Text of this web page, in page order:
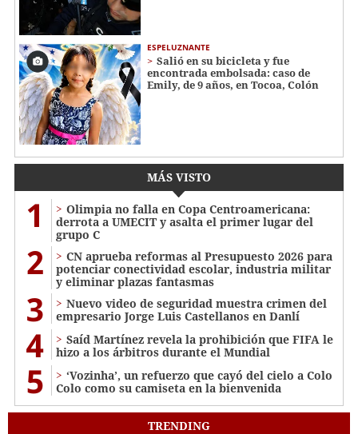
ESPELUZNANTE
Salió en su bicicleta y fue
encontrada embolsada: caso de
Emily, de 9 años, en Tocoa, Colón
MÁS VISTO
1
Olimpia no falla en Copa Centroamericana:
derrota a UMECIT y asalta el primer lugar del
grupo C
2
CN aprueba reformas al Presupuesto 2026 para
potenciar conectividad escolar, industria militar
y eliminar plazas fantasmas
3
Nuevo video de seguridad muestra crimen del
empresario Jorge Luis Castellanos en Danlí
4
Saíd Martínez revela la prohibición que FIFA le
hizo a los árbitros durante el Mundial
5
‘Vozinha’, un refuerzo que cayó del cielo a Colo
Colo como su camiseta en la bienvenida
TRENDING